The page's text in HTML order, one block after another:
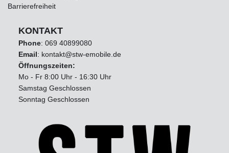
Barrierefreiheit
KONTAKT
Phone: 069 40899080
Email: kontakt@stw-emobile.de
Öffnungszeiten:
Mo - Fr 8:00 Uhr - 16:30 Uhr
Samstag Geschlossen
Sonntag Geschlossen